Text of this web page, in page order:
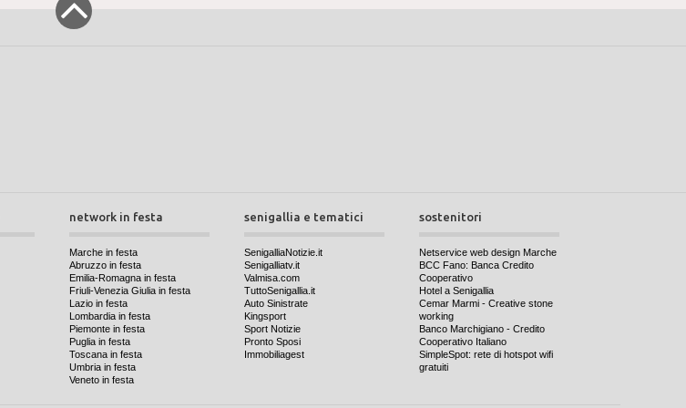
network in festa
Marche in festa
Abruzzo in festa
Emilia-Romagna in festa
Friuli-Venezia Giulia in festa
Lazio in festa
Lombardia in festa
Piemonte in festa
Puglia in festa
Toscana in festa
Umbria in festa
Veneto in festa
senigallia e tematici
SenigalliaNotizie.it
Senigalliatv.it
Valmisa.com
TuttoSenigallia.it
Auto Sinistrate
Kingsport
Sport Notizie
Pronto Sposi
Immobiliagest
sostenitori
Netservice web design Marche
BCC Fano: Banca Credito
Cooperativo
Hotel a Senigallia
Cemar Marmi - Creative stone
working
Banco Marchigiano - Credito
Cooperativo Italiano
SimpleSpot: rete di hotspot wifi
gratuiti